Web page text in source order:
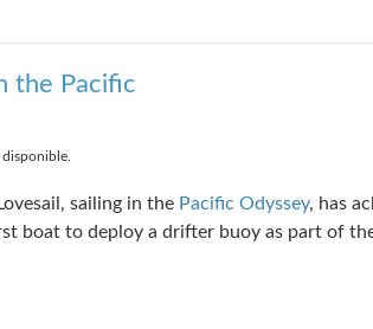
the Pacific
sailing in the Pacific Odyssey, has
boat to deploy a drifter buoy as part of